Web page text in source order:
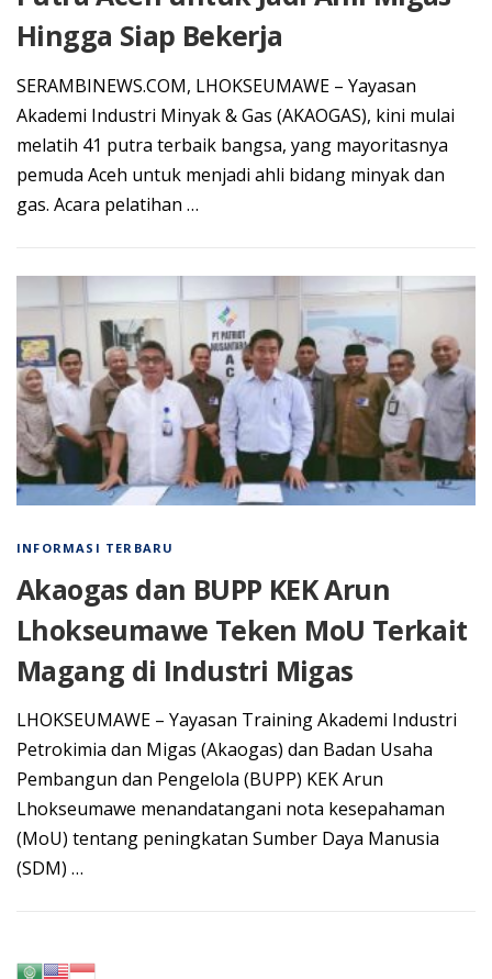
Hingga Siap Bekerja
SERAMBINEWS.COM, LHOKSEUMAWE – Yayasan
Akademi Industri Minyak & Gas (AKAOGAS), kini mulai
melatih 41 putra terbaik bangsa, yang mayoritasnya
pemuda Aceh untuk menjadi ahli bidang minyak dan
gas. Acara pelatihan …
INFORMASI TERBARU
Akaogas dan BUPP KEK Arun
Lhokseumawe Teken MoU Terkait
Magang di Industri Migas
LHOKSEUMAWE – Yayasan Training Akademi Industri
Petrokimia dan Migas (Akaogas) dan Badan Usaha
Pembangun dan Pengelola (BUPP) KEK Arun
Lhokseumawe menandatangani nota kesepahaman
(MoU) tentang peningkatan Sumber Daya Manusia
(SDM) …